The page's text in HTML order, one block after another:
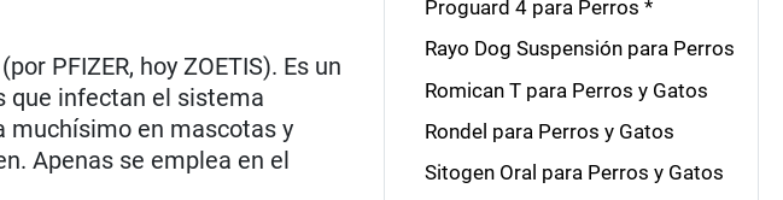
PFIZER, hoy ZOETIS). Es un
que infectan el sistema
muchísimo en mascotas y
Apenas se emplea en el
Proguard 4 para Perros *
Rayo Dog Suspensión para Perros
Romican T para Perros y Gatos
Rondel para Perros y Gatos
Sitogen Oral para Perros y Gatos